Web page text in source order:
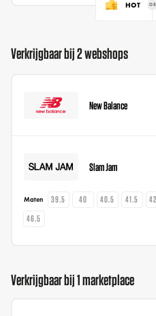
HOT
Verkrijgbaar bij 2 webshops
New Balance
Slam Jam
Maten 39.5 40 40.5 41.5
46.5
Verkrijgbaar bij 1 marketplace